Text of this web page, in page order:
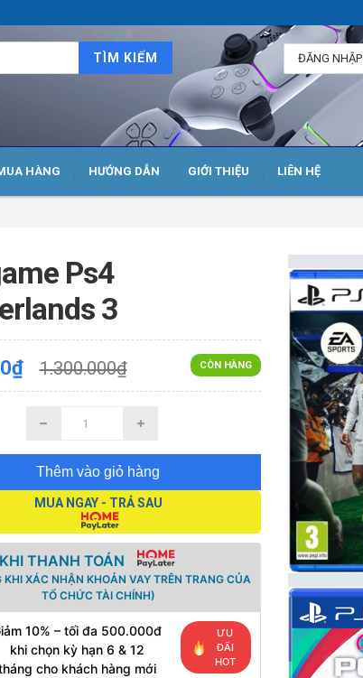
TÌM KIẾM ĐĂNG NHẬP
HÀNG HƯỚNG DẪN GIỚI THIỆU LIÊN HỆ
Ps4
3
CÒN HÀNG
1.300.000₫
Thêm vào giỏ hàng
MUA NGAY - TRẢ SAU
THANH TOÁN
KHI XÁC NHẬN KHOẢN VAY TRÊN TRANG CỦA
TỔ CHỨC TÀI CHÍNH)
10% – tối đa 500.000đ
khi chọn kỳ hạn 6 & 12
cho khách hàng mới
ƯU
ĐÃI
HOT